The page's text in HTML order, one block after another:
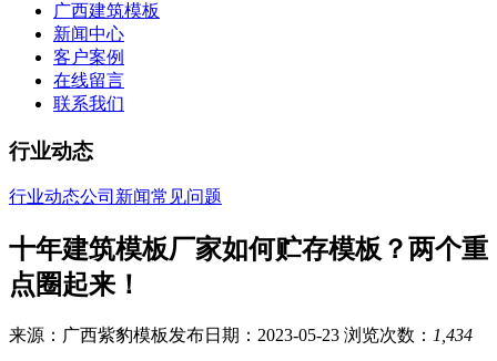
广西建筑模板
新闻中心
客户案例
在线留言
联系我们
行业动态
行业动态公司新闻常见问题
十年建筑模板厂家如何贮存模板？两个重
点圈起来！
来源：广西紫豹模板发布日期：2023-05-23 浏览次数： 1,434